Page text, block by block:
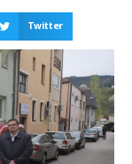
Twitter